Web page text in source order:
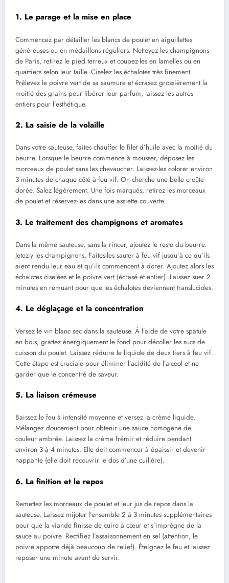
1. Le parage et la mise en place
Commencez par détailler les blancs de poulet en aiguillettes
généreuses ou en médaillons réguliers. Nettoyez les champignons
de Paris, retirez le pied terreux et coupez-les en lamelles ou en
quartiers selon leur taille. Ciselez les échalotes très finement.
Prélevez le poivre vert de sa saumure et écrasez grossièrement la
moitié des grains pour libérer leur parfum, laissez les autres
entiers pour l’esthétique.
2. La saisie de la volaille
Dans votre sauteuse, faites chauffer le filet d’huile avec la moitié du
beurre. Lorsque le beurre commence à mousser, déposez les
morceaux de poulet sans les chevaucher. Laissez-les colorer environ
3 minutes de chaque côté à feu vif. On cherche une belle croûte
dorée. Salez légèrement. Une fois marqués, retirez les morceaux
de poulet et réservez-les dans une assiette couverte.
3. Le traitement des champignons et aromates
Dans la même sauteuse, sans la rincer, ajoutez le reste du beurre.
Jetez-y les champignons. Faites-les sauter à feu vif jusqu’à ce qu’ils
aient rendu leur eau et qu’ils commencent à dorer. Ajoutez alors les
échalotes ciselées et le poivre vert (écrasé et entier). Laissez suer 2
minutes en remuant pour que les échalotes deviennent translucides.
4. Le déglaçage et la concentration
Versez le vin blanc sec dans la sauteuse. À l’aide de votre spatule
en bois, grattez énergiquement le fond pour décoller les sucs de
cuisson du poulet. Laissez réduire le liquide de deux tiers à feu vif.
Cette étape est cruciale pour éliminer l’acidité de l’alcool et ne
garder que le concentré de saveur.
5. La liaison crémeuse
Baissez le feu à intensité moyenne et versez la crème liquide.
Mélangez doucement pour obtenir une sauce homogène de
couleur ambrée. Laissez la crème frémir et réduire pendant
environ 3 à 4 minutes. Elle doit commencer à épaissir et devenir
nappante (elle doit recouvrir le dos d’une cuillère).
6. La finition et le repos
Remettez les morceaux de poulet et leur jus de repos dans la
sauteuse. Laissez mijoter l’ensemble 2 à 3 minutes supplémentaires
pour que la viande finisse de cuire à cœur et s’imprègne de la
sauce au poivre. Rectifiez l’assaisonnement en sel (attention, le
poivre apporte déjà beaucoup de relief). Éteignez le feu et laissez
reposer une minute avant de servir.